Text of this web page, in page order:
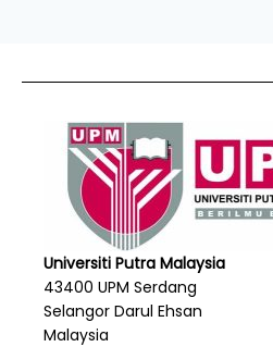
Universiti Putra Malaysia
43400 UPM Serdang
Selangor Darul Ehsan
Malaysia